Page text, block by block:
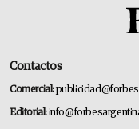
Contactos
Comercial:
Editorial: